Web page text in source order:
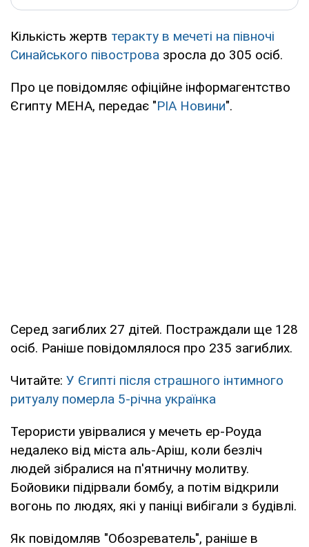
Кількість жертв теракту в мечеті на півночі
Синайського півострова зросла до 305 осіб.
Про це повідомляє офіційне інформагентство
Єгипту МЕНА, передає "РІА Новини".
Серед загиблих 27 дітей. Постраждали ще 128
осіб. Раніше повідомлялося про 235 загиблих.
Читайте: У Єгипті після страшного інтимного
ритуалу померла 5-річна українка
Терористи увірвалися у мечеть ер-Роуда
недалеко від міста аль-Аріш, коли безліч
людей зібралися на п'ятничну молитву.
Бойовики підірвали бомбу, а потім відкрили
вогонь по людях, які у паніці вибігали з будівлі.
Як повідомляв "Обозреватель", раніше в